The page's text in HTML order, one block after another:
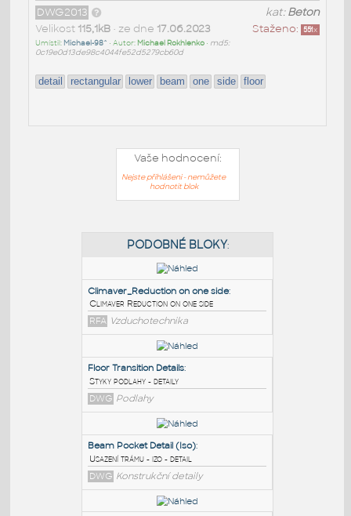
kat:Beton
DWG2013
Staženo: 551x
Velikost 115,1kB• ze dne 17.06.2023
Umístil: Michael-98^ • Autor: Michael Rokhlenko• md5:
0c19e0d13de98c4044fe52d5279cb60d
detail rectangular lower beam one side floor
Vaše hodnocení:
Nejste přihlášeni - nemůžete
hodnotit blok
PODOBNÉ BLOKY
Climaver_Reduction on one side
Climaver Reduction on one side
RFA Vzduchotechnika
Floor Transition Details: